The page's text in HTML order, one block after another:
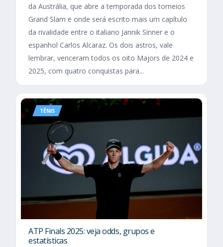
da Austrália, que abre a temporada dos torneios
Grand Slam e onde será escrito mais um capítulo
da rivalidade entre o italiano Jannik Sinner e o
espanhol Carlos Alcaraz. Os dois astros, vale
lembrar, venceram todos os oito Majors de 2024 e
2025, com quatro conquistas para...
TÊNIS
ATP Finals 2025: veja odds, grupos e
estatísticas